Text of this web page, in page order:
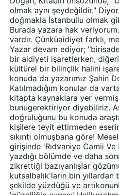
olmak aynı şeydeğildir."
doğmakla İstanbullu olmak
Burada yazara hak
vardır. Çünküaidiyet farklı,
Yazar devam ediyor;
bir aidiyeti işaretlerken,
kültürel bir bilinçlik halini
konuda da yazarımız Şahin
Katılmadığım konular da
kitapta kaynaklara yer
bunugerektiriyor diyebiliriz.
doğruluğunu bu konuda
kişilere teyit ettirmeden
sıkıntı olmuşbana göre!
girişinde 'Rıdvaniye Camii Ve
yazdığı bölümde ve daha
zikrettiği bazıyanlışlar
kutsalbalık'ların bin
şekilde yüzdüğü ve